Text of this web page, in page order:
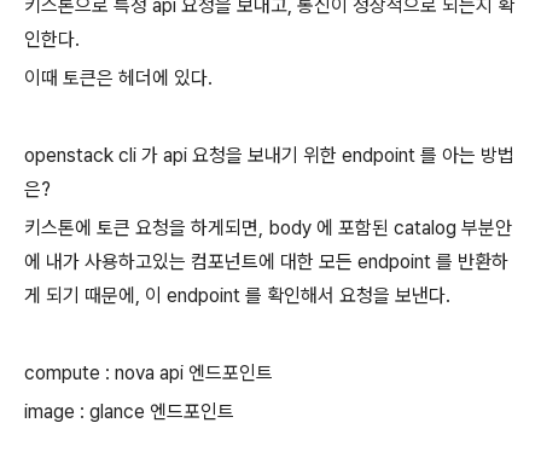
키스톤으로 특정 api 요청을 보내고, 통신이 정상적으로 되는지 확
인한다.
이때 토큰은 헤더에 있다.
openstack cli 가 api 요청을 보내기 위한 endpoint 를 아는 방법
은?
키스톤에 토큰 요청을 하게되면, body 에 포함된 catalog 부분안
에 내가 사용하고있는 컴포넌트에 대한 모든 endpoint 를 반환하
게 되기 때문에, 이 endpoint 를 확인해서 요청을 보낸다.
compute : nova api 엔드포인트
image : glance 엔드포인트